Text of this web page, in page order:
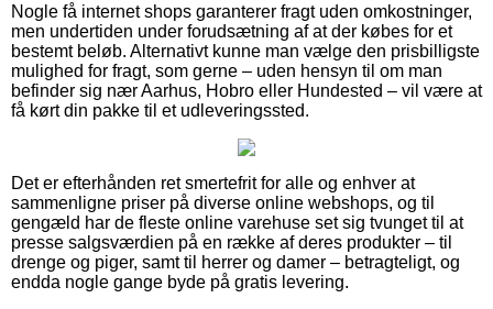
Nogle få internet shops garanterer fragt uden omkostninger,
men undertiden under forudsætning af at der købes for et
bestemt beløb. Alternativt kunne man vælge den prisbilligste
mulighed for fragt, som gerne – uden hensyn til om man
befinder sig nær Aarhus, Hobro eller Hundested – vil være at
få kørt din pakke til et udleveringssted.
Det er efterhånden ret smertefrit for alle og enhver at
sammenligne priser på diverse online webshops, og til
gengæld har de fleste online varehuse set sig tvunget til at
presse salgsværdien på en række af deres produkter – til
drenge og piger, samt til herrer og damer – betragteligt, og
endda nogle gange byde på gratis levering.